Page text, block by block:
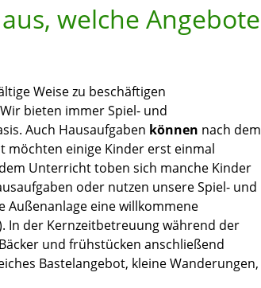
welche Angebote
Weise zu beschäftigen
bieten immer Spiel- und
Auch Hausaufgaben können nach dem
einige Kinder erst einmal
Unterricht toben sich manche Kinder
oder nutzen unsere Spiel- und
Außenanlage eine willkommene
In der Kernzeitbetreuung während der
und frühstücken anschließend
Bastelangebot, kleine Wanderungen,